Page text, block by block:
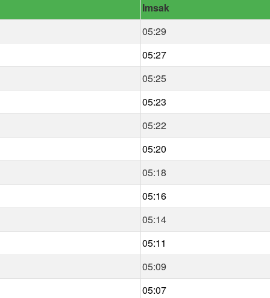
Imsak
05:29
05:27
05:25
05:23
05:22
05:20
05:18
05:16
05:14
05:11
05:09
05:07